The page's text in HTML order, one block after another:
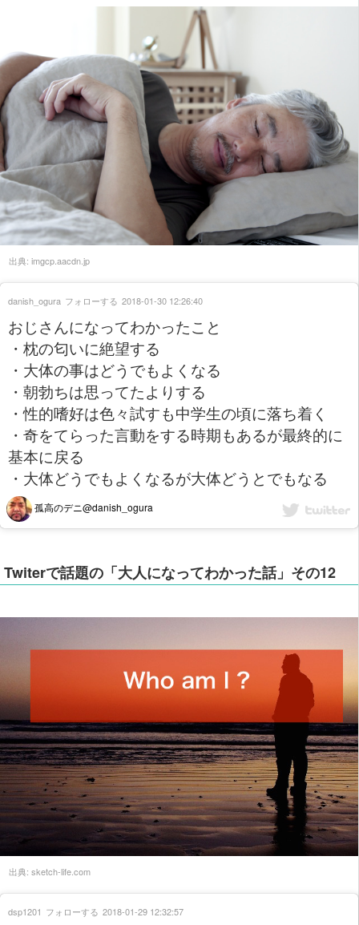
出典: imgcp.aacdn.jp
おじさんになってわかったこと
・枕の匂いに絶望する
・大体の事はどうでもよくなる
・朝勃ちは思ってたよりする
・性的嗜好は色々試すも中学生の頃に落ち着く
・奇をてらった言動をする時期もあるが最終的に
基本に戻る
・大体どうでもよくなるが大体どうとでもなる
孤高のデニ@danish_ogura
danish_ogura フォローする 2018-01-30 12:26:40
Twiterで話題の「大人になってわかった話」その12
出典: sketch-life.com
dsp1201 フォローする 2018-01-29 12:32:57